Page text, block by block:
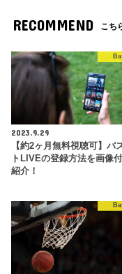
RECOMMEND こち
2023.9.29
【約2ヶ月無料視聴可】バ
トLIVEの登録方法を画像
紹介！